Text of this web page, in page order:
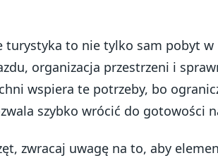
turystyka to nie tylko sam pobyt w
organizacja przestrzeni i
wspiera te potrzeby, bo
szybko wrócić do gotowości
zwracaj uwagę na to, aby